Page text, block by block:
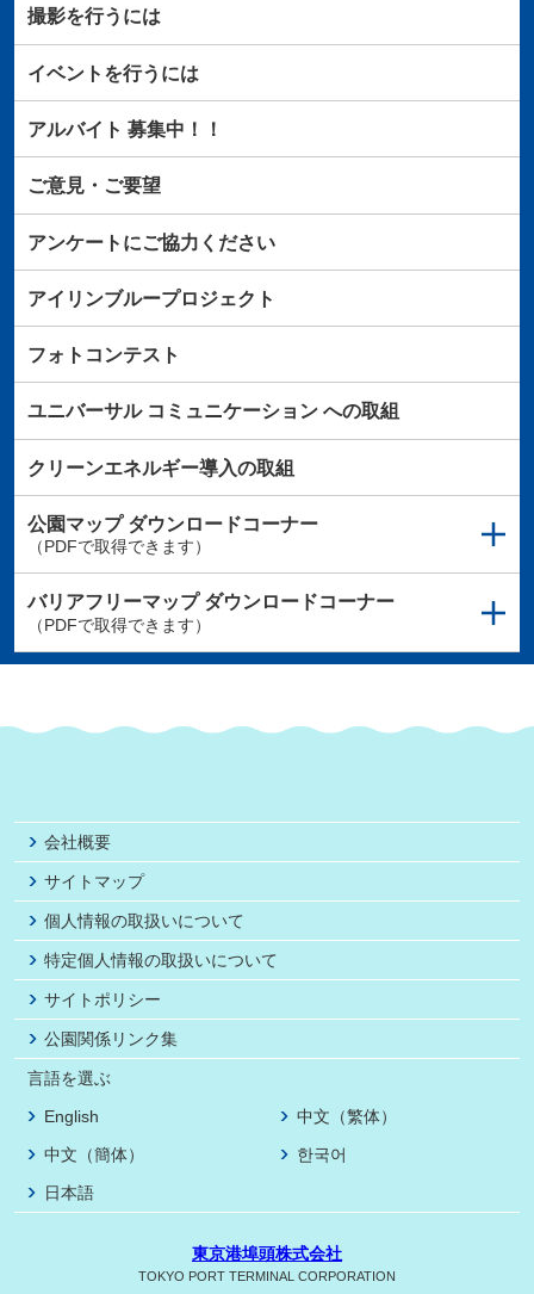
撮影を行うには
イベントを行うには
アルバイト 募集中！！
ご意見・ご要望
アンケートにご協力ください
アイリンブループロジェクト
フォトコンテスト
ユニバーサルコミュニケーションへの取組
クリーンエネルギー導入の取組
公園マップダウンロードコーナー
（PDFで取得できます）
バリアフリーマップダウンロードコーナー
（PDFで取得できます）
会社概要
サイトマップ
個人情報の取扱いについて
特定個人情報の取扱いについて
サイトポリシー
公園関係リンク集
言語を選ぶ
English
中文（繁体）
中文（簡体）
한국어
日本語
東京港埠頭株式会社
TOKYO PORT TERMINAL CORPORATION